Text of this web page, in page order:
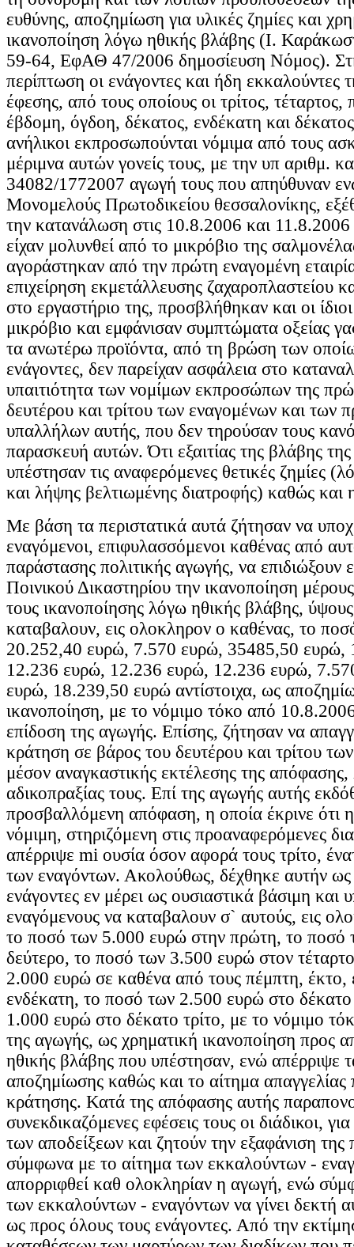
ευθύνης, αποζημίωση για υλικές ζημίες και
ικανοποίηση λόγω ηθικής βλάβης (Ι.
59-64, ΕφΑΘ 47/2006 δημοσίευση Νόμος).
περίπτωση οι ενάγοντες και ήδη εκκαλούντες
έφεσης, από τους οποίους οι τρίτος, τέταρτος,
έβδομη, όγδοη, δέκατος, ενδέκατη και δέκατος
ανήλικοι εκπροσωπούνται νόμιμα από τους
μέριμνα αυτών γονείς τους, με την υπ αριθμ.
34082/1772007 αγωγή τους που απηύθυναν
Μονομελούς Πρωτοδικείου θεσσαλονίκης,
την κατανάλωση στις 10.8.2006 και
είχαν μολυνθεί από το μικρόβιο της
αγοράστηκαν από την πρώτη εναγομένη
επιχείρηση εκμετάλλευσης ζαχαροπλαστείου
στο εργαστήριο της, προσβλήθηκαν και οι
μικρόβιο και εμφάνισαν συμπτώματα οξείας
τα ανωτέρω προϊόντα, από τη βρώση των
ενάγοντες, δεν παρείχαν ασφάλεια στο
υπαιτιότητα των νομίμων εκπροσώπων της
δευτέρου και τρίτου των εναγομένων και των
υπαλλήλων αυτής, που δεν τηρούσαν τους
παρασκευή αυτών. Ότι εξαιτίας της βλάβης της
υπέστησαν τις αναφερόμενες θετικές ζημίες
και λήψης βελτιωμένης διατροφής) καθώς και
Με βάση τα περιστατικά αυτά ζήτησαν να
εναγόμενοι, επιφυλασσόμενοι καθένας από
παράστασης πολιτικής αγωγής, να επιδιώξουν
Ποινικού Δικαστηρίου την ικανοποίηση
τους ικανοποίησης λόγω ηθικής βλάβης,
καταβαλουν, εις ολοκληρον ο καθένας, το
20.252,40 ευρώ, 7.570 ευρώ, 35485,50 ευρώ,
12.236 ευρώ, 12.236 ευρώ, 12.236 ευρώ,
ευρώ, 18.239,50 ευρώ αντίστοιχα, ως
ικανοποίηση, με το νόμιμο τόκο από
επίδοση της αγωγής. Επίσης, ζήτησαν να
κράτηση σε βάρος του δευτέρου και τρίτου
μέσον αναγκαστικής εκτέλεσης της
αδικοπραξίας τους. Επί της αγωγής αυτής
προσβαλλόμενη απόφαση, η οποία έκρινε ότι
νόμιμη, στηριζόμενη στις προαναφερόμενες
απέρριψε mi ουσία όσον αφορά τους τρίτο,
των εναγόντων. Ακολούθως, δέχθηκε αυτήν ως
ενάγοντες εν μέρει ως ουσιαστικά βάσιμη και
εναγόμενους να καταβαλουν σ` αυτούς, εις
το ποσό των 5.000 ευρώ στην πρώτη, το ποσό
δεύτερο, το ποσό των 3.500 ευρώ στον
2.000 ευρώ σε καθένα από τους πέμπτη,
ενδέκατη, το ποσό των 2.500 ευρώ στο
1.000 ευρώ στο δέκατο τρίτο, με το νόμιμο
της αγωγής, ως χρηματική ικανοποίηση προς
ηθικής βλάβης που υπέστησαν, ενώ απέρριψε
αποζημίωσης καθώς και το αίτημα
κράτησης. Κατά της απόφασης αυτής
συνεκδικαζόμενες εφέσεις τους οι διάδικοι,
των αποδείξεων και ζητούν την εξαφάνιση της
σύμφωνα με το αίτημα των εκκαλούντων -
απορριφθεί καθ ολοκληρίαν η αγωγή, ενώ
των εκκαλούντων - εναγόντων να γίνει δεκτή
ως προς όλους τους ενάγοντες. Από την